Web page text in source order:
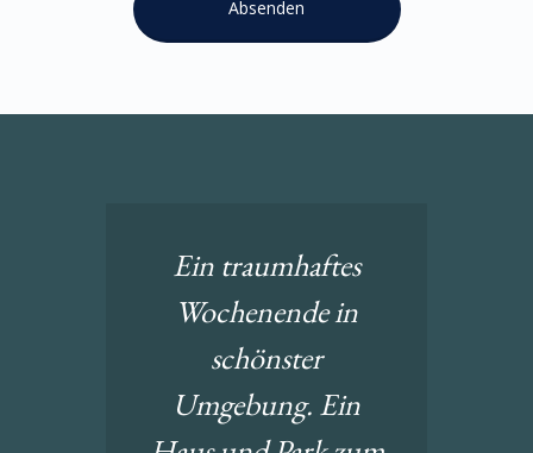
Ein traumhaftes
Wochenende in
schönster
Umgebung. Ein